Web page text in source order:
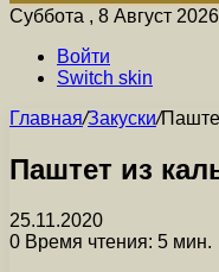
Суббота , 8 Август 2026
Войти
Switch skin
Главная/Закуски/
Паштет из
25.11.2020
0 Время чтения: 5 мин.